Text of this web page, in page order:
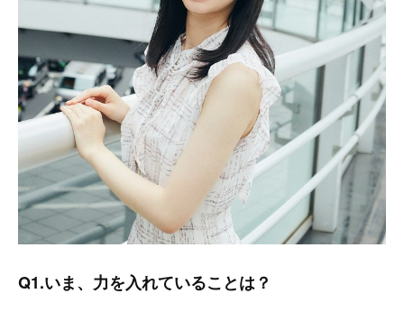
Q1.いま、力を入れていることは？